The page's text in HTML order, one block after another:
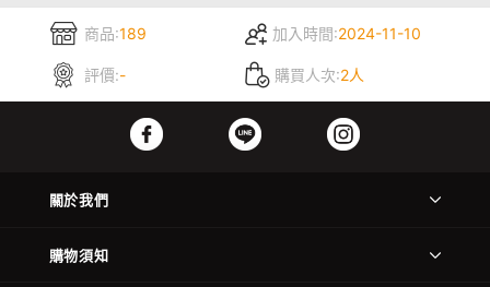
商品:189 加入時間:2024-11-10
評價:- 購買人次:2人
關於我們
購物須知